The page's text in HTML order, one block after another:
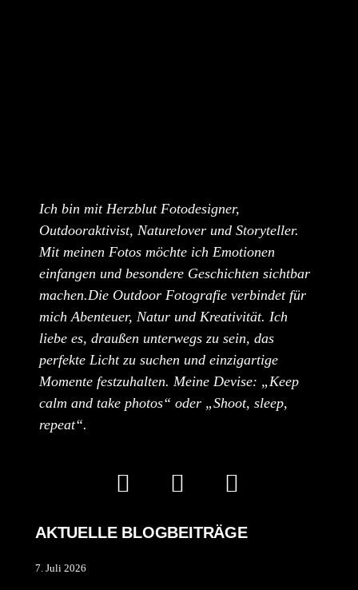
Ich bin mit Herzblut Fotodesigner,
Outdooraktivist, Naturelover und Storyteller.
Mit meinen Fotos möchte ich Emotionen
einfangen und besondere Geschichten sichtbar
machen.Die Outdoor Fotografie verbindet für
mich Abenteuer, Natur und Kreativität. Ich
liebe es, draußen unterwegs zu sein, das
perfekte Licht zu suchen und einzigartige
Momente festzuhalten. Meine Devise: „Keep
calm and take photos“ oder „Shoot, sleep,
repeat“.
AKTUELLE BLOGBEITRÄGE
7. Juli 2026